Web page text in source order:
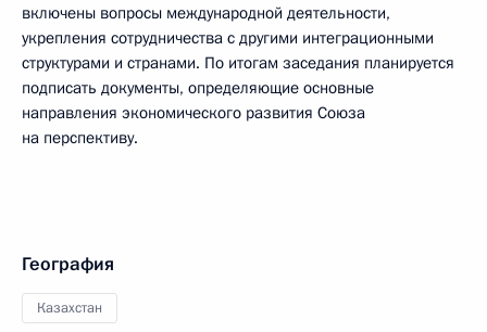
включены вопросы международной деятельности,
укрепления сотрудничества с другими интеграционными
структурами и странами. По итогам заседания планируется
подписать документы, определяющие основные
направления экономического развития Союза
на перспективу.
География
Казахстан